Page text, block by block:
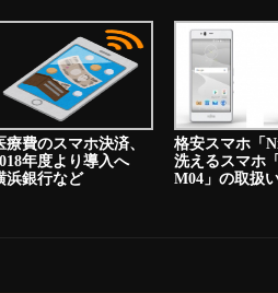
療費のスマホ決済、
年度より導入へ
浜銀行など
格安スマホ
洗えるスマホ
M04」の取扱